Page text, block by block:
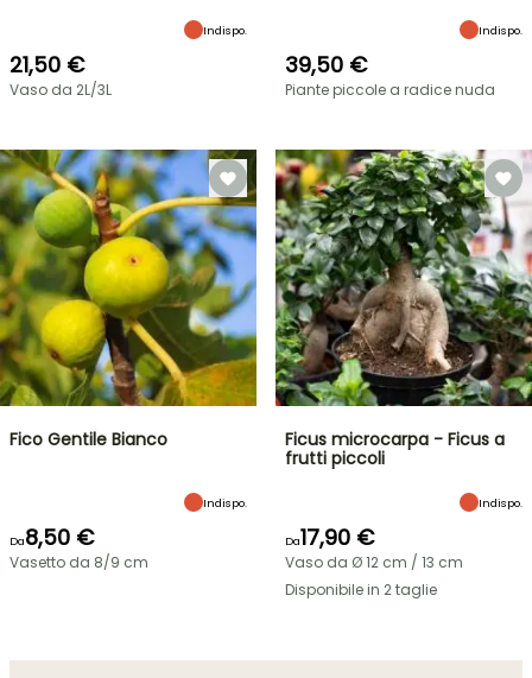
Indispo.
21,50 €
Vaso da 2L/3L
Indispo.
39,50 €
Piante piccole a radice nuda
Fico Gentile Bianco
Indispo.
Da8,50 €
Vasetto da 8/9 cm
Ficus microcarpa - Ficus a
frutti piccoli
Indispo.
Da17,90 €
Vaso da Ø 12 cm / 13 cm
Disponibile in 2 taglie